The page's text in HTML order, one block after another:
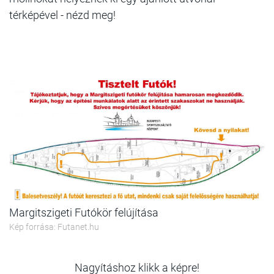
térképével - nézd meg!
Margitszigeti Futókör felújítása
Kép forrása: Futanet.hu
Nagyításhoz klikk a képre!